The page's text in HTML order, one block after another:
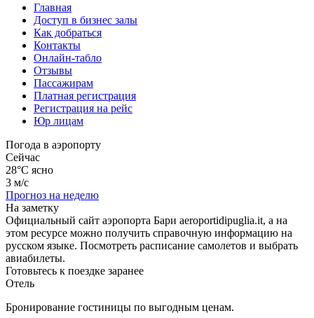
Главная
Доступ в бизнес залы
Как добраться
Контакты
Онлайн-табло
Отзывы
Пассажирам
Платная регистрация
Регистрация на рейс
Юр лицам
Погода в аэропорту
Сейчас
28°C ясно
3 м/с
Прогноз на неделю
На заметку
Официальный сайт аэропорта Бари aeroportidipuglia.it, а на
этом ресурсе можно получить справочную информацию на
русском языке. Посмотреть расписание самолетов и выбрать
авиабилеты.
Готовьтесь к поездке заранее
Отель
Бронирование гостиницы по выгодным ценам.